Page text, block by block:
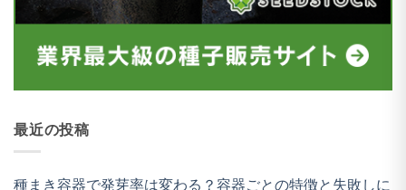
最近の投稿
種まき容器で発芽率は変わる？容器ごとの特徴と失敗しに